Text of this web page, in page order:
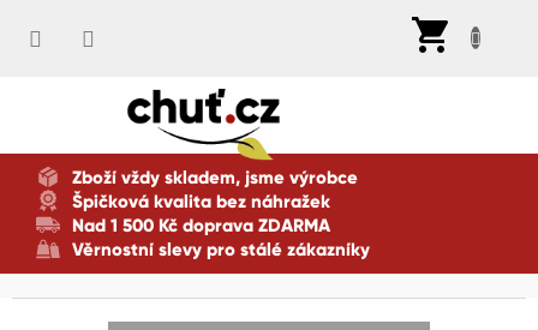
Zboží vždy skladem, jsme výrobce
Špičková kvalita bez náhražek
Nad 1 500 Kč doprava ZDARMA
Věrnostní slevy pro stálé zákazníky